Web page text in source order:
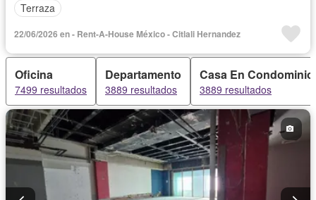
Terraza
22/06/2026 en - Rent-A-House México - Citlali Hernandez
Oficina
7499 resultados
Departamento
3889 resultados
Casa En Condominio
3889 resultados